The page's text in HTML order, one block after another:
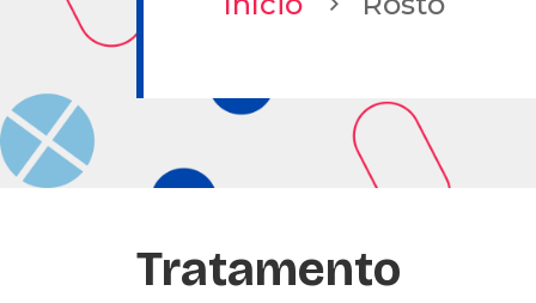
Tratamento